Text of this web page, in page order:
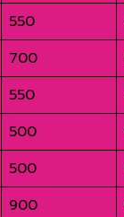
550
700
550
500
500
900